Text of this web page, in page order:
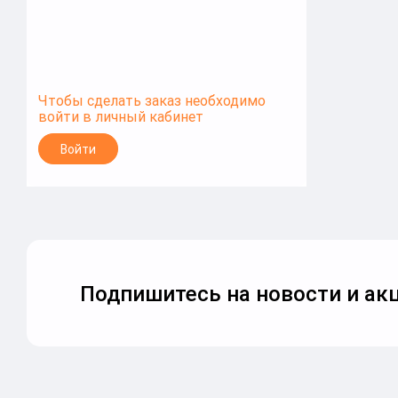
Чтобы сделать заказ необходимо
войти в личный кабинет
Войти
Подпишитесь на новости и